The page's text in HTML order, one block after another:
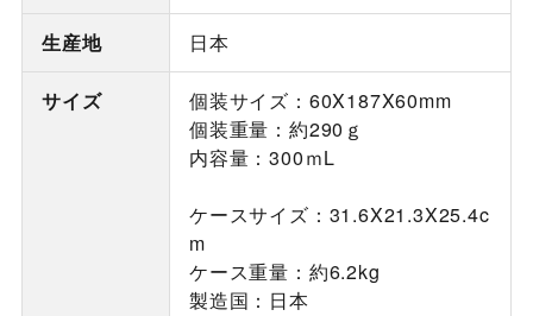
生産地 日本
サイズ
個装サイズ：60X187X60mm
個装重量：約290ｇ
内容量：300ｍL
ケースサイズ：31.6X21.3X25.4c
m
ケース重量：約6.2kg
製造国：日本